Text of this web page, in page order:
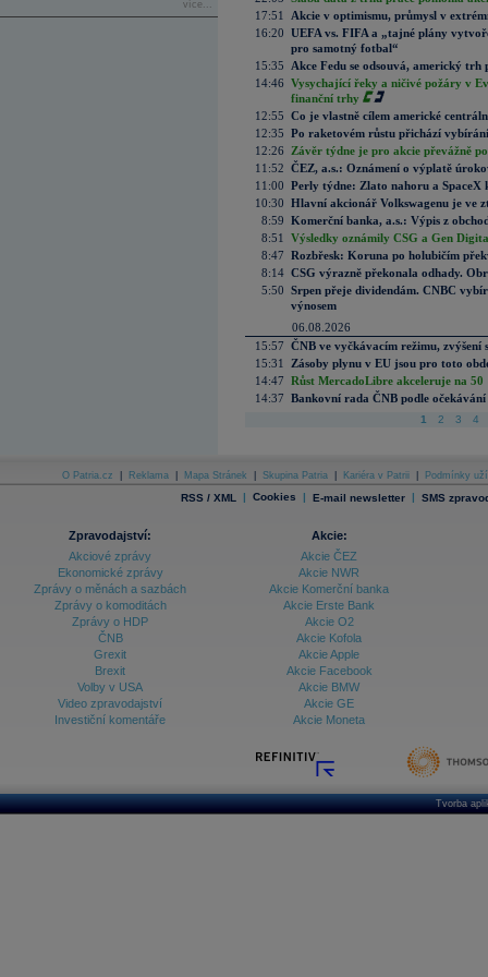
více...
17:51
Akcie v optimismu, průmysl v
16:20 UEFA vs. FIFA a „tajné plány
pro samotný fotbal“
15:35
Akce Fedu se odsouvá, americký
14:46 Vysychající řeky a ničivé požáry v
finanční trhy
12:55 Co je vlastně cílem americké
12:35 Po raketovém růstu přichází
12:26
Závěr týdne je pro akcie převážně
11:52 ČEZ, a.s.: Oznámení o výplatě
11:00 Perly týdne: Zlato nahoru a SpaceX
10:30 Hlavní akcionář Volkswagenu je ve
8:59 Komerční banka, a.s.: Výpis z
8:51
Výsledky oznámily CSG a Gen
8:47 Rozbřesk: Koruna po holubičím
8:14 CSG výrazně překonala odhady.
5:50 Srpen přeje dividendám. CNBC
výnosem
06.08.2026
15:57 ČNB ve vyčkávacím režimu, zvýšení
15:31
Zásoby plynu v EU jsou pro toto
14:47 Růst MercadoLibre akceleruje na
14:37 Bankovní rada ČNB podle
1 2 3 4
O Patria.cz Reklama Mapa Stránek Skupina Patria Kariéra v Patrii Podmínky
RSS / XML | Cookies | E-mail newsletter | SMS
Zpravodajství:
Akciové zprávy
Ekonomické zprávy
Zprávy o měnách a sazbách
Zprávy o komoditách
Zprávy o HDP
ČNB
Grexit
Brexit
Volby v USA
Video zpravodajství
Investiční komentáře
Akcie:
Akcie ČEZ
Akcie NWR
Akcie Komerční banka
Akcie Erste Bank
Akcie O2
Akcie Kofola
Akcie Apple
Akcie Facebook
Akcie BMW
Akcie GE
Akcie Moneta
Tvorba